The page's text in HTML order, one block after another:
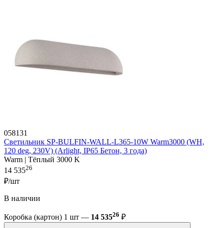
058131
Светильник SP-BULFIN-WALL-L365-10W Warm3000 (WH,
120 deg, 230V) (Arlight, IP65 Бетон, 3 года)
Warm | Тёплый 3000 K
14 53526
₽/шт
В наличии
Коробка (картон) 1 шт — 14 53526 ₽